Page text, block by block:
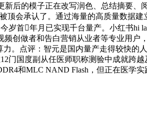
后的模子正在改写润色、总结摘要、
会承认了。通过海量的高质量数据
岁首年月已实现千台量产。小红书
创做者和告白营销从业者等专业用
点评：智元是国内量产走得较快的
门国度副从任医师职称测验中成就跨
和MLC NAND Flash，但正在医学实